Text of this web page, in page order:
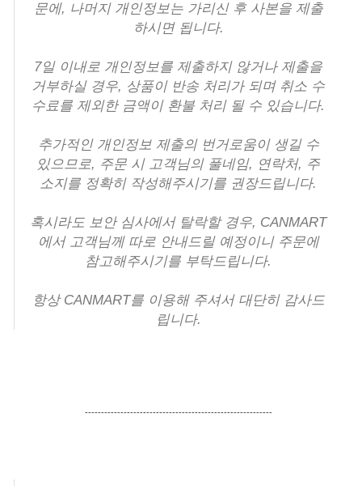
문에, 나머지 개인정보는 가리신 후 사본을 제출
하시면 됩니다.
7일 이내로 개인정보를 제출하지 않거나 제출을
거부하실 경우, 상품이 반송 처리가 되며 취소 수
수료를 제외한 금액이 환불 처리 될 수 있습니다.
추가적인 개인정보 제출의 번거로움이 생길 수
있으므로, 주문 시 고객님의 풀네임, 연락처, 주
소지를 정확히 작성해주시기를 권장드립니다.
혹시라도 보안 심사에서 탈락할 경우, CANMART
에서 고객님께 따로 안내드릴 예정이니 주문에
참고해주시기를 부탁드립니다.
항상 CANMART를 이용해 주셔서 대단히 감사드
립니다.
----------------------------------------------------------